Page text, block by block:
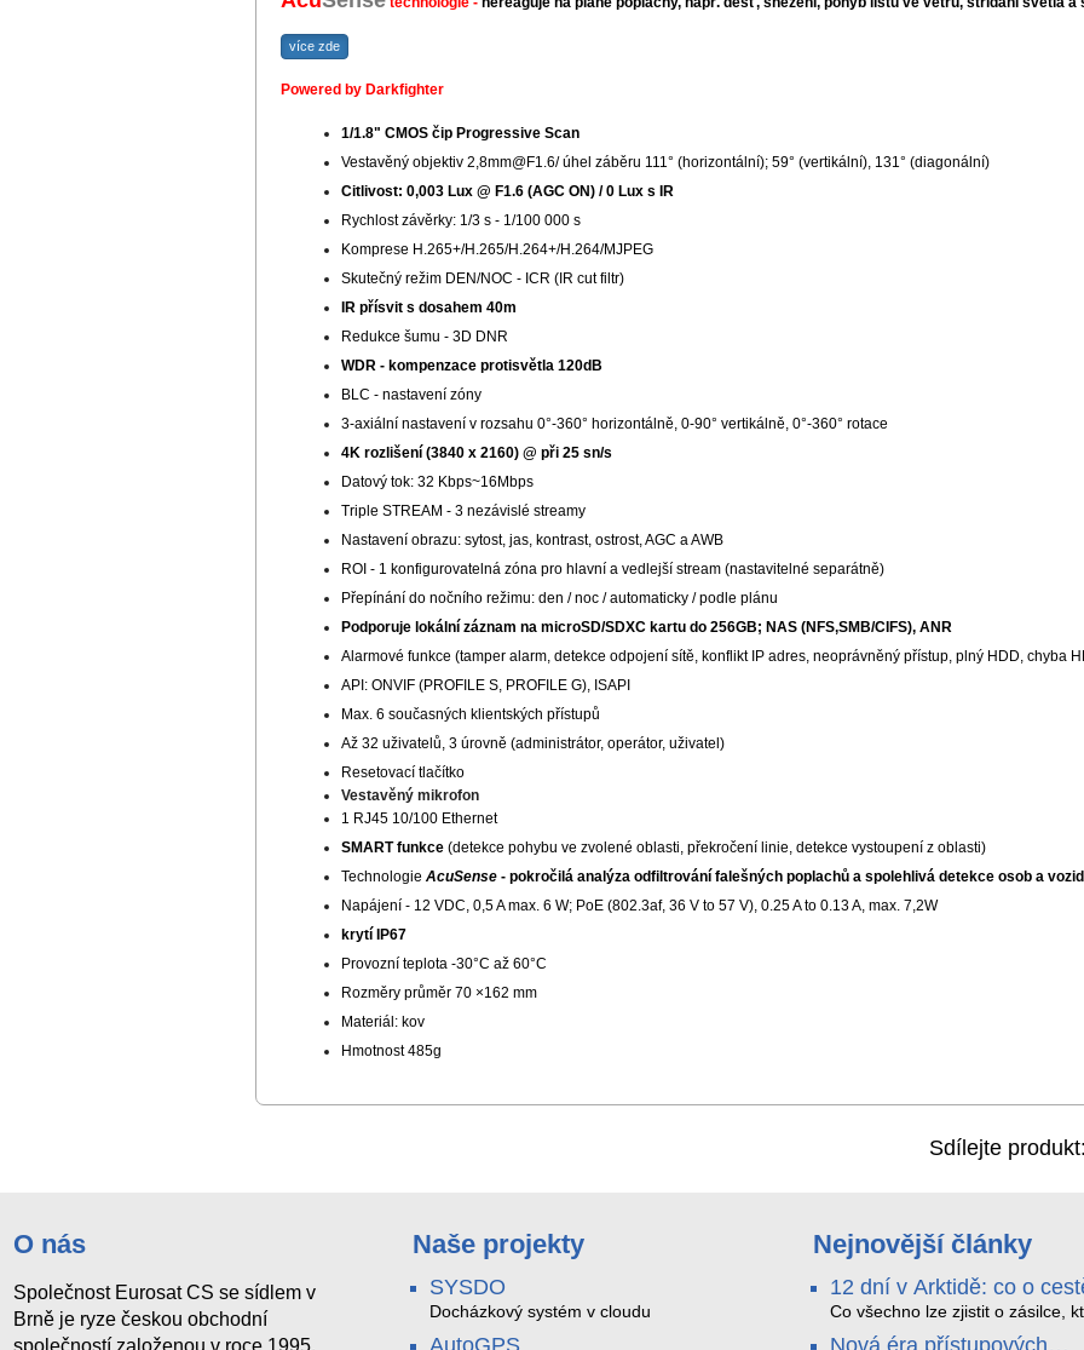
více zde
Powered by Darkfighter
1/1.8" CMOS čip Progressive Scan
Vestavěný objektiv 2,8mm@F1.6/ úhel záběru 111° (horizontální); 59° (vertikální), 131° (diagonální)
Citlivost: 0,003Lux @ F1.6 (AGC ON) / 0 Lux s IR
Rychlost závěrky: 1/3 s - 1/100 000 s
Komprese H.265+/H.265/H.264+/H.264/MJPEG
Skutečný režim DEN/NOC - ICR (IR cut filtr)
IR přísvit s dosahem 40m
Redukce šumu - 3D DNR
WDR - kompenzace protisvětla 120dB
BLC - nastavení zóny
3-axiální nastavení v rozsahu 0°-360° horizontálně, 0-90° vertikálně, 0°-360° rotace
4K rozlišení (3840 x 2160) @ při 25 sn/s
Datový tok: 32 Kbps~16Mbps
Triple STREAM - 3 nezávislé streamy
Nastavení obrazu: sytost, jas, kontrast, ostrost, AGC a AWB
ROI - 1 konfigurovatelná zóna pro hlavní a vedlejší stream (nastavitelné separátně)
Přepínání do nočního režimu: den / noc / automaticky / podle plánu
Podporuje lokální záznam na microSD/SDXC kartu do 256GB; NAS (NFS,SMB/CIFS), ANR
Alarmové funkce (tamper alarm, detekce odpojení sítě, konflikt IP adres, neoprávněný přístup, plný HDD, chyba
API: ONVIF (PROFILE S, PROFILE G), ISAPI
Max. 6 současných klientských přístupů
Až 32 uživatelů, 3 úrovně (administrátor, operátor, uživatel)
Resetovací tlačítko
Vestavěný mikrofon
1 RJ45 10/100 Ethernet
SMART funkce(detekce pohybu ve zvolené oblasti, překročení linie, detekce vystoupení z oblasti)
Technologie AcuSense- pokročilá analýza odfiltrování falešných poplachů a spolehlivá detekce osob a
Napájení - 12 VDC, 0,5 A max. 6 W; PoE (802.3af, 36 V to 57 V), 0.25 A to 0.13 A, max. 7,2W
krytí IP67
Provozní teplota -30°C až 60°C
Rozměry průměr 70 ×162 mm
Materiál: kov
Hmotnost 485g
Sdílejte
O nás
Společnost Eurosat CS se sídlem v
Brně je ryze českou obchodní
společností založenou v roce 1995.
Naše projekty
SYSDO
Docházkový systém v cloudu
AutoGPS
Nejnovější články
12 dní v Arktidě: co o
na Nordkapp řekla data ze
SMARTBOX 2 MAX
Co všechno lze zjistit o zásilce,
Nová éra přístupových